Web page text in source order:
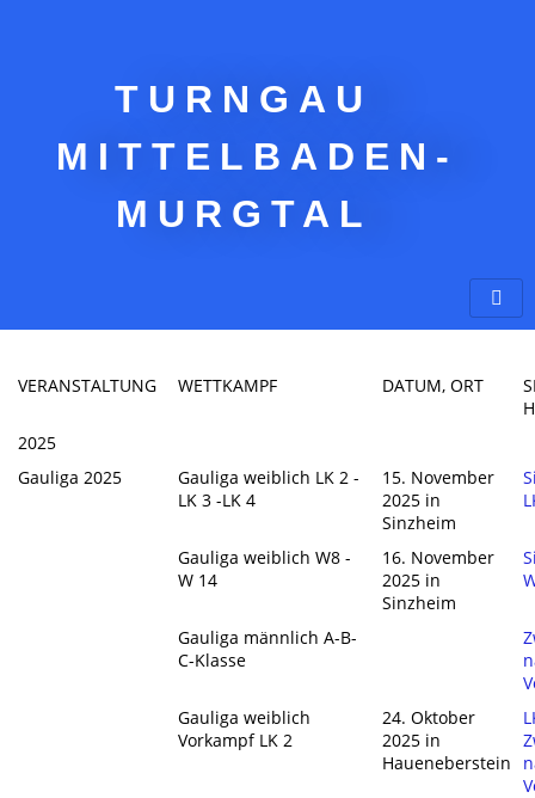
TURNGAU
MITTELBADEN-
MURGTAL
VERANSTALTUNG WETTKAMPF DATUM, ORT
2025
Gauliga 2025
Gauliga weiblich LK 2 -
LK 3 -LK 4
15. November
2025 in
Sinzheim
Gauliga weiblich W8 -
W 14
16. November
2025 in
Sinzheim
Gauliga männlich A-B-
C-Klasse
Gauliga weiblich
Vorkampf LK 2
24. Oktober
2025 in
Haueneberstein